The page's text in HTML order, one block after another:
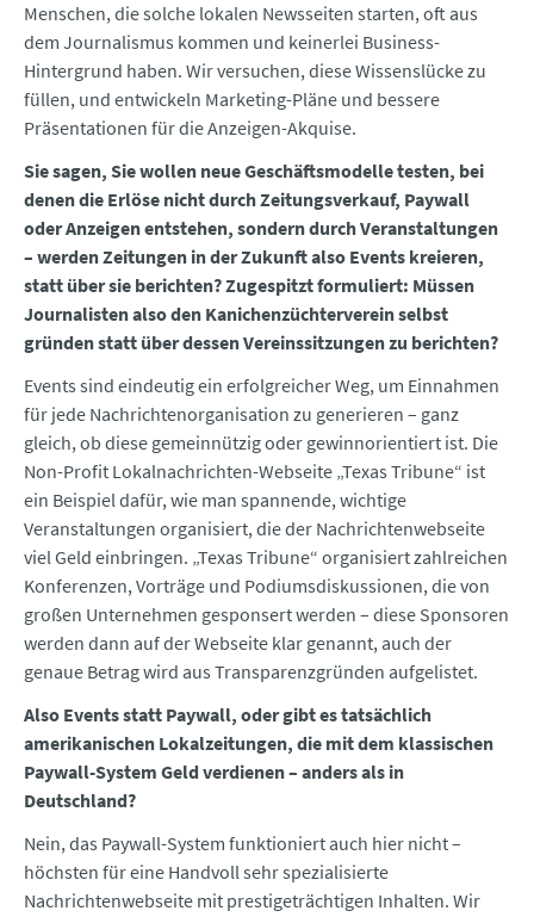
Menschen, die solche lokalen Newsseiten starten, oft aus
dem Journalismus kommen und keinerlei Business-
Hintergrund haben. Wir versuchen, diese Wissenslücke zu
füllen, und entwickeln Marketing-Pläne und bessere
Präsentationen für die Anzeigen-Akquise.
Sie sagen, Sie wollen neue Geschäftsmodelle testen, bei
denen die Erlöse nicht durch Zeitungsverkauf, Paywall
oder Anzeigen entstehen, sondern durch Veranstaltungen
– werden Zeitungen in der Zukunft also Events kreieren,
statt über sie berichten? Zugespitzt formuliert: Müssen
Journalisten also den Kanichenzüchterverein selbst
gründen statt über dessen Vereinssitzungen zu berichten?
Events sind eindeutig ein erfolgreicher Weg, um Einnahmen
für jede Nachrichtenorganisation zu generieren – ganz
gleich, ob diese gemeinnützig oder gewinnorientiert ist. Die
Non-Profit Lokalnachrichten-Webseite „Texas Tribune“ ist
ein Beispiel dafür, wie man spannende, wichtige
Veranstaltungen organisiert, die der Nachrichtenwebseite
viel Geld einbringen. „Texas Tribune“ organisiert zahlreichen
Konferenzen, Vorträge und Podiumsdiskussionen, die von
großen Unternehmen gesponsert werden – diese Sponsoren
werden dann auf der Webseite klar genannt, auch der
genaue Betrag wird aus Transparenzgründen aufgelistet.
Also Events statt Paywall, oder gibt es tatsächlich
amerikanischen Lokalzeitungen, die mit dem klassischen
Paywall-System Geld verdienen – anders als in
Deutschland?
Nein, das Paywall-System funktioniert auch hier nicht –
höchsten für eine Handvoll sehr spezialisierte
Nachrichtenwebseite mit prestigeträchtigen Inhalten. Wir